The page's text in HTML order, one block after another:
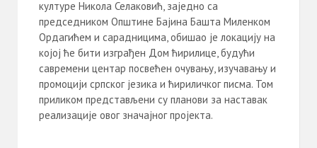
културе Никола Селаковић, заједно са
председником Општине Бајина Башта Миленком
Ордагићем и сарадницима, обишао је локацију на
којој ће бити изграђен Дом ћирилице, будући
савремени центар посвећен очувању, изучавању и
промоцији српског језика и ћириличког писма. Том
приликом представљени су планови за наставак
реализације овог значајног пројекта.